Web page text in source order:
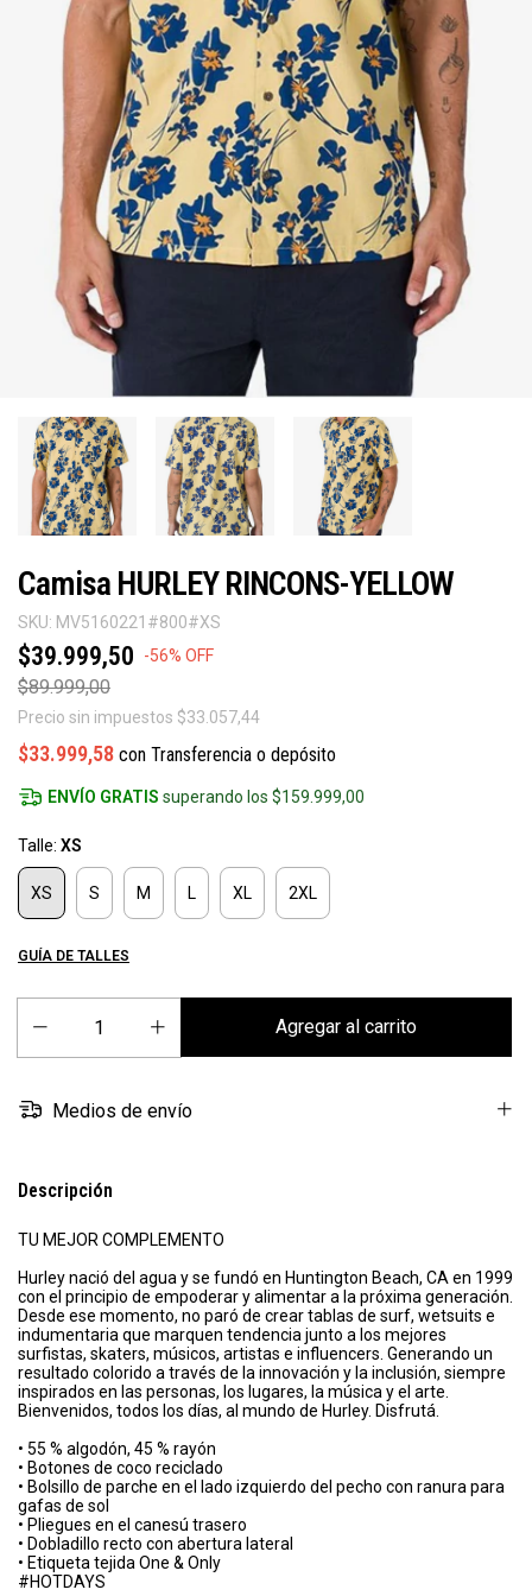
Camisa HURLEY RINCONS-YELLOW
SKU: MV5160221#800#XS
$39.999,50 -56% OFF
$89.999,00
Precio sin impuestos $33.057,44
$33.999,58 con Transferencia o depósito
ENVÍO GRATIS superando los$159.999,00
Talle: XS
XS S M L XL 2XL
GUÍA DE TALLES
Medios de envío
Descripción
TU MEJOR COMPLEMENTO
Hurley nació del agua y se fundó en Huntington Beach, CA en 1999
con el principio de empoderar y alimentar a la próxima generación.
Desde ese momento, no paró de crear tablas de surf, wetsuits e
indumentaria que marquen tendencia junto a los mejores
surfistas, skaters, músicos, artistas e influencers. Generando un
resultado colorido a través de la innovación y la inclusión, siempre
inspirados en las personas, los lugares, la música y el arte.
Bienvenidos, todos los días, al mundo de Hurley. Disfrutá.
• 55 % algodón, 45 % rayón
• Botones de coco reciclado
• Bolsillo de parche en el lado izquierdo del pecho con ranura para
gafas de sol
• Pliegues en el canesú trasero
• Dobladillo recto con abertura lateral
• Etiqueta tejida One & Only
#HOTDAYS